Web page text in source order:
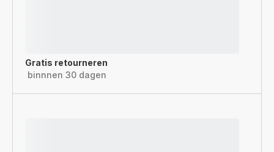
Gratis retourneren
binnnen 30 dagen